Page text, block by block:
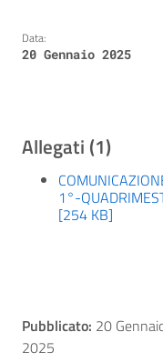
Data:
20 Gennaio 2025
Allegati (1)
1°-
[254 KB]
Pubblicato: 20
2025